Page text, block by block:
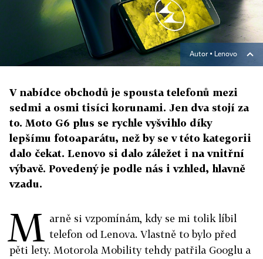
Autor ▪ Lenovo
V nabídce obchodů je spousta telefonů mezi
sedmi a osmi tisíci korunami. Jen dva stojí za
to. Moto G6 plus se rychle vyšvihlo díky
lepšímu fotoaparátu, než by se v této kategorii
dalo čekat. Lenovo si dalo záležet i na vnitřní
výbavě. Povedený je podle nás i vzhled, hlavně
vzadu.
M arně si vzpomínám, kdy se mi tolik líbil
telefon od Lenova. Vlastně to bylo před
pěti lety. Motorola Mobility tehdy patřila Googlu a